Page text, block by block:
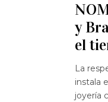
y
el
La
instala
joyería